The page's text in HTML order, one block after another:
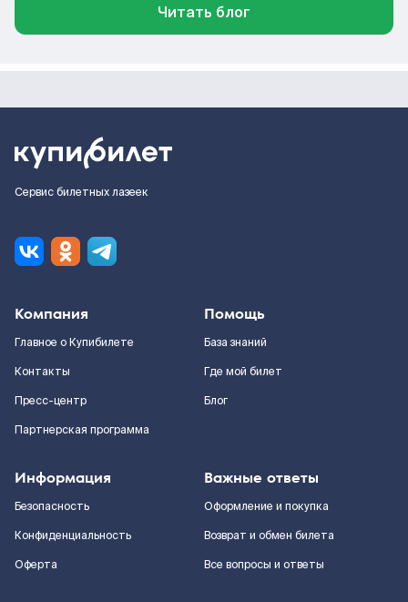
Читать блог
Сервис билетных лазеек
Компания
Главное о Купибилете
Контакты
Пресс-центр
Партнерская программа
Помощь
База знаний
Где мой билет
Блог
Информация
Безопасность
Конфиденциальность
Оферта
Важные ответы
Оформление и покупка
Возврат и обмен билета
Все вопросы и ответы